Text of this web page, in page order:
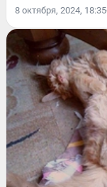
8 октября, 2024, 18:35